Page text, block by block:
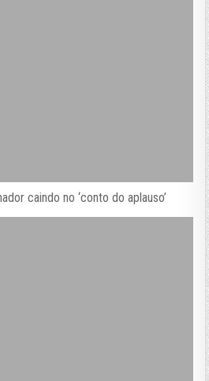
caindo no ‘conto do aplauso’